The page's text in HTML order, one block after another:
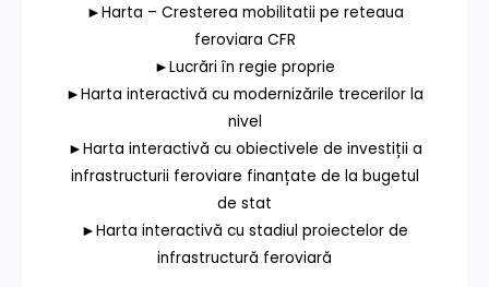
►Harta – Cresterea mobilitatii pe reteaua
feroviara CFR
►Lucrări în regie proprie
►Harta interactivă cu modernizările trecerilor la
nivel
►Harta interactivă cu obiectivele de investiții a
infrastructurii feroviare finanțate de la bugetul
de stat
►Harta interactivă cu stadiul proiectelor de
infrastructură feroviară